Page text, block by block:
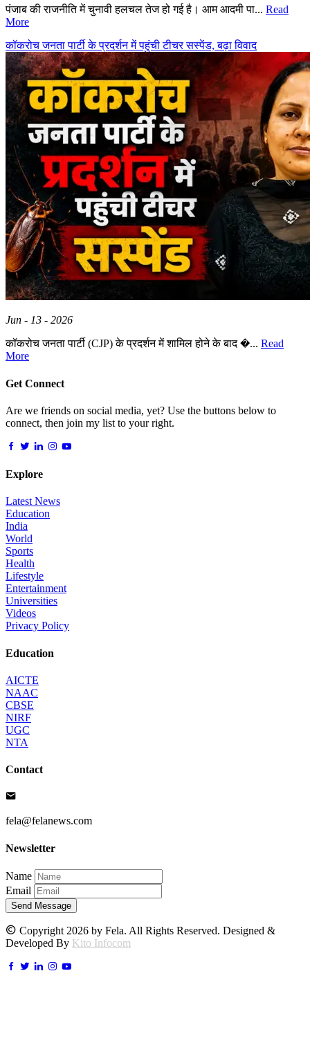
पंजाब की राजनीति में चुनावी हलचल तेज हो गई है। आम आदमी पा... Read
More
कॉकरोच जनता पार्टी के प्रदर्शन में पहुंची टीचर सस्पेंड, बढ़ा विवाद
Jun - 13 - 2026
कॉकरोच जनता पार्टी (CJP) के प्रदर्शन में शामिल होने के बाद �... Read
More
Get Connect
Are we friends on social media, yet? Use the buttons below to
connect, then join my list to your right.
Explore
Latest News
Education
India
World
Sports
Health
Lifestyle
Entertainment
Universities
Videos
Privacy Policy
Education
AICTE
NAAC
CBSE
NIRF
UGC
NTA
Contact
fela@felanews.com
Newsletter
Name
Email
Send Message
Copyright 2026 by Fela. All Rights Reserved. Designed &
Developed By Kito Infocom